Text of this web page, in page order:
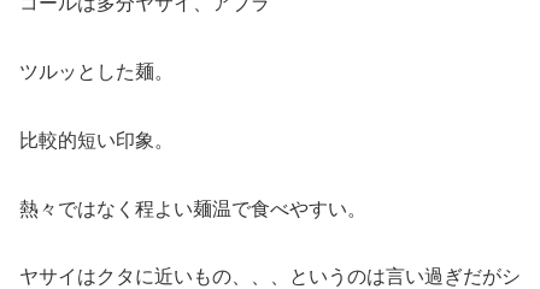
ツルッとした麺。
比較的短い印象。
熱々ではなく程よい麺温で食べやすい。
ヤサイはクタに近いもの、、、というのは言い過ぎだがシ